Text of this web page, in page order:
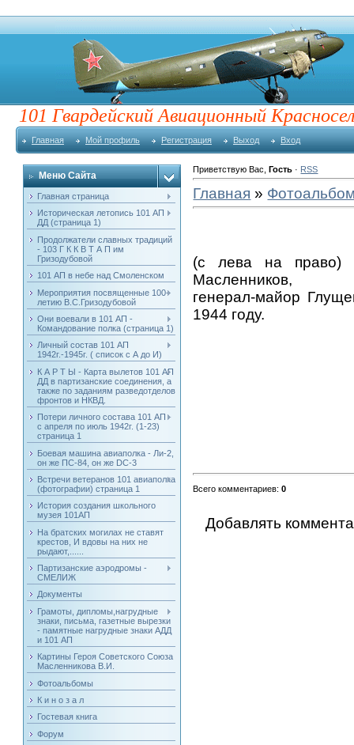
101 Гвардейский Авиационный
Главная Мой профиль Регистрация Выход Вход
Меню Сайта
Главная страница
Историческая летопись 101 АП
ДД (страница 1)
Продолжатели славных традиций
- 103 Г К К В Т А П им
Гризодубовой
101 АП в небе над Смоленском
Мероприятия посвященные 100-
летию В.С.Гризодубовой
Они воевали в 101 АП -
Командование полка (страница 1)
Личный состав 101 АП
1942г.-1945г. ( список с А до И)
К А Р Т Ы - Карта вылетов 101 АП
ДД в партизанские соединения, а
также по заданиям разведотделов
фронтов и НКВД.
Потери личного состава 101 АП -
с апреля по июль 1942г. (1-23)
страница 1
Боевая машина авиаполка - Ли-2,
он же ПС-84, он же DC-3
Встречи ветеранов 101 авиаполка
(фотографии) страница 1
История создания школьного
музея 101АП
На братских могилах не ставят
крестов, И вдовы на них не
рыдают,......
Партизанские аэродромы -
СМЕЛИЖ
Документы
Грамоты, дипломы,нагрудные
знаки, письма, газетные вырезки
- памятные нагрудные знаки АДД
и 101 АП
Картины Героя Советского Союза
Масленникова В.И.
Фотоальбомы
К и н о з а л
Гостевая книга
Форум
Приветствую Вас ,Гость · RSS
Главная »
(с лева на право)
Масленников,
генерал-майор
1944 году.
Всего комментариев:0
Добавлять